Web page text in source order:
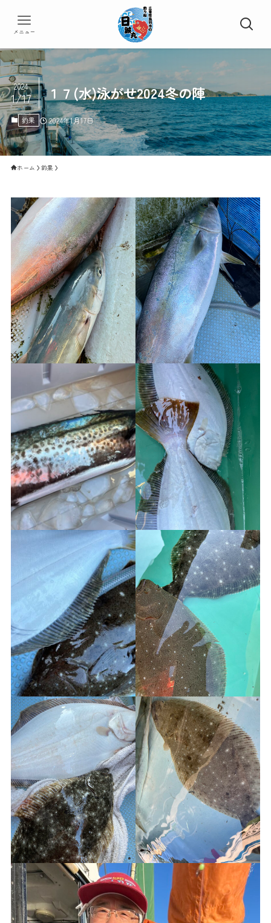
メニュー
１７(水)泳がせ2024冬の陣
2024
1/17
釣果 2024年1月17日
ホーム 釣果